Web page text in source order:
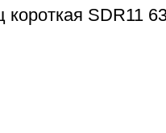
SDR11